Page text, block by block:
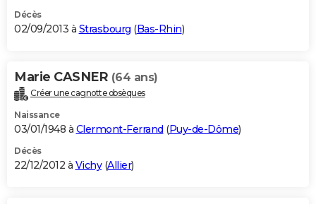
Décès
02/09/2013 à Strasbourg (Bas-Rhin)
Marie CASNER (64 ans)
Créer une cagnotte obsèques
Naissance
03/01/1948 à Clermont-Ferrand (Puy-de-Dôme)
Décès
22/12/2012 à Vichy(Allier)